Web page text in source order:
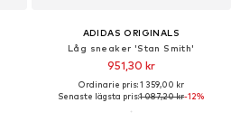
ADIDAS ORIGINALS
Låg sneaker 'Stan Smith'
951,30 kr
Ordinarie pris: 1 359,00 kr
Senaste lägsta pris:1 087,20 kr-12%